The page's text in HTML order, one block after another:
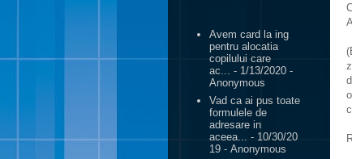
Avem card la ing
pentru alocatia
copilului care
ac... - 1/13/2020 -
Anonymous
Vad ca ai pus toate
formulele de
adresare in
aceea...
- 10/30/20
19 - Anonymous